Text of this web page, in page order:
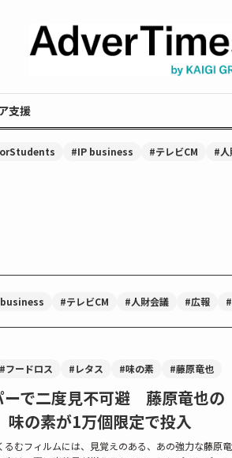
支援
#IP business #テレビCM #人
#テレビCM #人財会議 #広報
#フードロス #レタス #味の素 #藤原竜也
ーで二度見不可避 藤原竜也の
味の素が1万個限定で投入
るむフィルムには、見覚えのある、あの強力な藤原